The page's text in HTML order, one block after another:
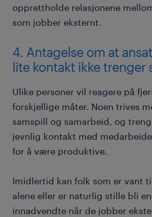
opprettholde relasjonene
som jobber eksternt.
4. Antagelse om at
lite kontakt ikke trenger
Ulike personer vil reagere på
forskjellige måter. Noen trives
samspill og samarbeid, og
jevnlig kontakt med
for å være produktive.
Imidlertid kan folk som er vant
alene eller er naturlig stille bli
innadvendte når de jobber